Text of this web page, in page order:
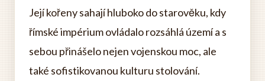
Její kořeny sahají hluboko do starověku, kdy
římské impérium ovládalo rozsáhlá území a s
sebou přinášelo nejen vojenskou moc, ale
také sofistikovanou kulturu stolování.